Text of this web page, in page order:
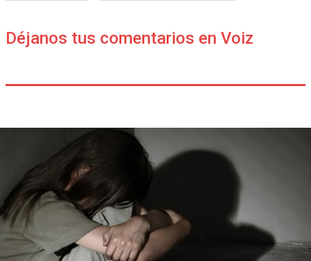
Déjanos tus comentarios en Voiz